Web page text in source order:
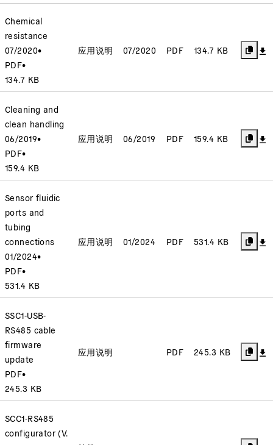
Chemical
resistance
07/2020•
PDF•
134.7 KB
应用说明 07/2020 PDF 134.7 KB
Cleaning and
clean handling
06/2019•
PDF•
159.4 KB
应用说明 06/2019 PDF 159.4 KB
Sensor fluidic
ports and
tubing
connections
01/2024•
PDF•
531.4 KB
应用说明 01/2024 PDF 531.4 KB
SSC1-USB-
RS485 cable
firmware
update
PDF•
245.3 KB
应用说明 PDF 245.3 KB
SCC1-RS485
configurator (V.